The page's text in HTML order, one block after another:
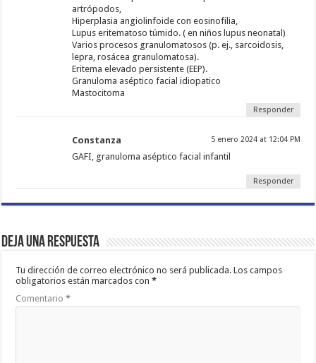
artrópodos,
Hiperplasia angiolinfoide con eosinofilia,
Lupus eritematoso túmido. ( en niños lupus neonatal)
Varios procesos granulomatosos (p. ej., sarcoidosis,
lepra, rosácea granulomatosa).
Eritema elevado persistente (EEP).
Granuloma aséptico facial idiopatico
Mastocitoma
Responder
Constanza 5 enero 2024 at 12:04 PM
GAFI, granuloma aséptico facial infantil
Responder
Deja una respuesta
Tu dirección de correo electrónico no será publicada. Los campos
obligatorios están marcados con*
Comentario*